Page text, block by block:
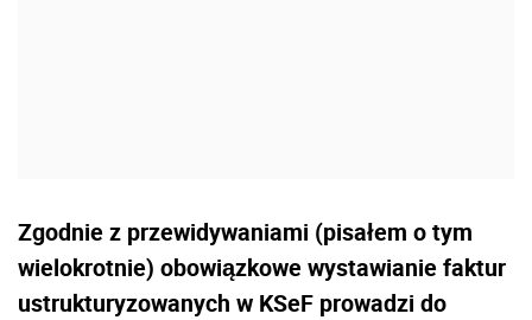
Zgodnie z przewidywaniami (pisałem o tym
wielokrotnie) obowiązkowe wystawianie faktur
ustrukturyzowanych w KSeF prowadzi do